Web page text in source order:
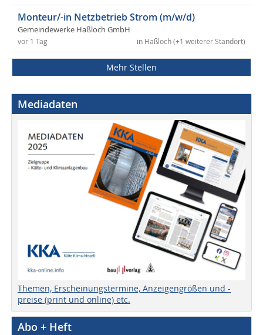
Monteur/-in Netzbetrieb Strom (m/w/d)
Gemeindewerke Haßloch GmbH
in Haßloch (+1 weiterer Standort)
vor 1 Tag
Mehr Stellen
Mediadaten
Themen, Erscheinungstermine, Anzeigengrößen und -
preise (print und online) etc.
Abo + Heft